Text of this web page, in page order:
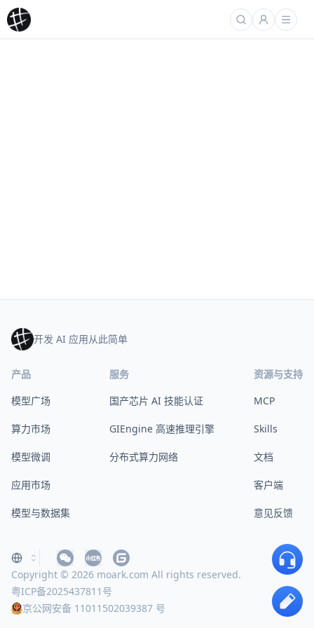
开发 AI 应用从此简单
产品
模型广场
算力市场
模型微调
应用市场
模型与数据集
服务
国产芯片 AI 技能认证
GIEngine 高速推理引擎
分布式算力网络
资源与支持
MCP
Skills
文档
客户端
意见反馈
Copyright © 2026 moark.com All rights reserved.
粤ICP备2025437811号
京公网安备 11011502039387 号